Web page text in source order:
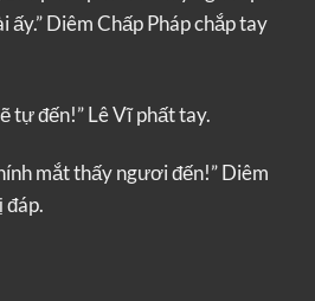
ấy.” Diêm Chấp Pháp chắp tay
tự đến!” Lê Vĩ phất tay.
mắt thấy ngươi đến!” Diêm
đáp.